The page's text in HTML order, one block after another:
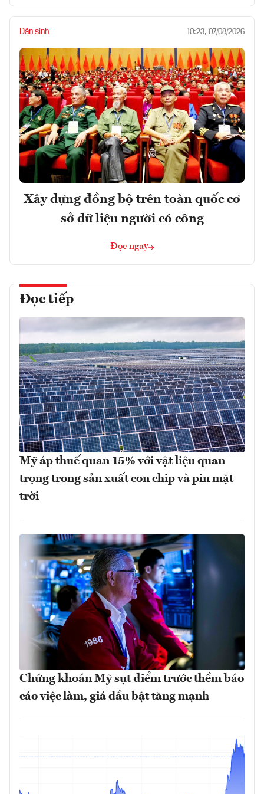
Dân sinh 10:23, 07/08/2026
Xây dựng đồng bộ trên toàn quốc cơ
sở dữ liệu người có công
Đọc ngay
Đọc tiếp
Mỹ áp thuế quan 15% với vật liệu quan
trọng trong sản xuất con chip và pin mặt
trời
Chứng khoán Mỹ sụt điểm trước thềm báo
cáo việc làm, giá dầu bật tăng mạnh